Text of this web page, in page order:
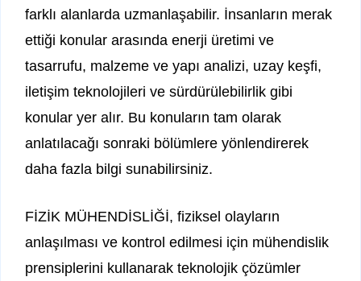
farklı alanlarda uzmanlaşabilir. İnsanların merak
ettiği konular arasında enerji üretimi ve
tasarrufu, malzeme ve yapı analizi, uzay keşfi,
iletişim teknolojileri ve sürdürülebilirlik gibi
konular yer alır. Bu konuların tam olarak
anlatılacağı sonraki bölümlere yönlendirerek
daha fazla bilgi sunabilirsiniz.
FİZİK MÜHENDİSLİĞİ, fiziksel olayların
anlaşılması ve kontrol edilmesi için mühendislik
prensiplerini kullanarak teknolojik çözümler